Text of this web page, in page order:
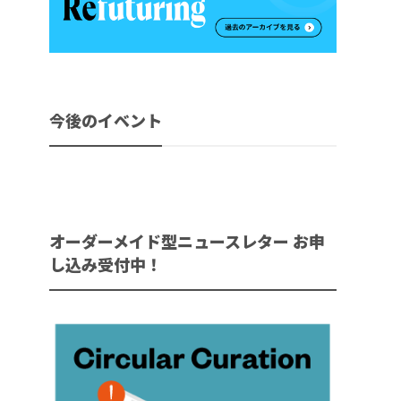
今後のイベント
オーダーメイド型ニュースレター お申
し込み受付中！